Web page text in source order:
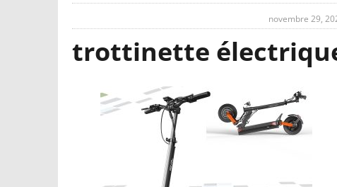
novembre 29,
trottinette électrique